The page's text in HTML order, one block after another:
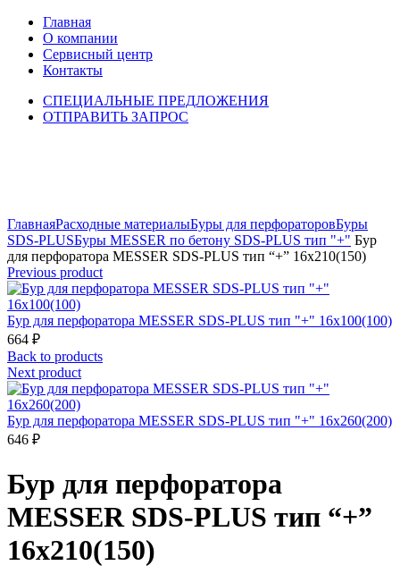
Главная
О компании
Сервисный центр
Контакты
СПЕЦИАЛЬНЫЕ ПРЕДЛОЖЕНИЯ
ОТПРАВИТЬ ЗАПРОС
ГлавнаяРасходные материалыБуры для перфораторовБуры
SDS-PLUSБуры MESSER по бетону SDS-PLUS тип "+" Бур
для перфоратора MESSER SDS-PLUS тип “+” 16х210(150)
Previous product
Бур для перфоратора MESSER SDS-PLUS тип "+" 16х100(100)
664 ₽
Back to products
Next product
Бур для перфоратора MESSER SDS-PLUS тип "+" 16х260(200)
646 ₽
Бур для перфоратора
MESSER SDS-PLUS тип “+”
16х210(150)